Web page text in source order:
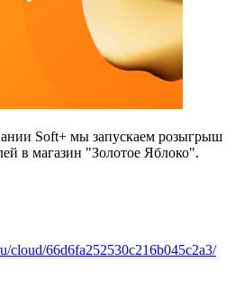
Soft+ мы запускаем розыгрыш
в магазин "Золотое Яблоко".
cloud/66d6fa252530c216b045c2a3/